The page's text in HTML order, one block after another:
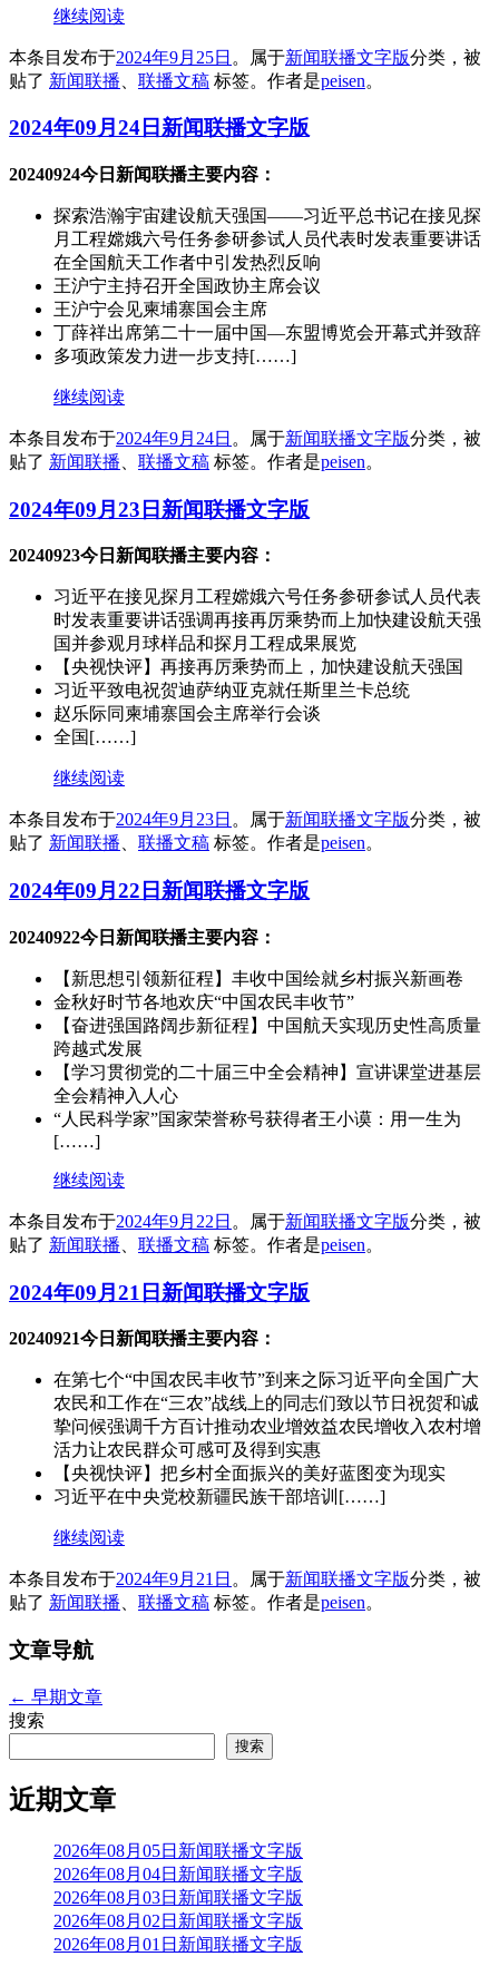
继续阅读
本条目发布于2024年9月25日 。属于新闻联播文字版分类，被
贴了 新闻联播 联播文稿 标签。 作者是peisen。
2024年09月24日新闻联播文字版
20240924今日新闻联播主要内容：
探索浩瀚宇宙建设航天强国——习近平总书记在接见探
月工程嫦娥六号任务参研参试人员代表时发表重要讲话
在全国航天工作者中引发热烈反响
王沪宁主持召开全国政协主席会议
王沪宁会见柬埔寨国会主席
丁薛祥出席第二十一届中国—东盟博览会开幕式并致辞
多项政策发力进一步支持[……]
继续阅读
本条目发布于2024年9月24日 。属于新闻联播文字版分类，被
贴了 新闻联播 联播文稿 标签。 作者是peisen。
2024年09月23日新闻联播文字版
20240923今日新闻联播主要内容：
习近平在接见探月工程嫦娥六号任务参研参试人员代表
时发表重要讲话强调再接再厉乘势而上加快建设航天强
国并参观月球样品和探月工程成果展览
【央视快评】再接再厉乘势而上，加快建设航天强国
习近平致电祝贺迪萨纳亚克就任斯里兰卡总统
赵乐际同柬埔寨国会主席举行会谈
全国[……]
继续阅读
本条目发布于2024年9月23日 。属于新闻联播文字版分类，被
贴了 新闻联播 联播文稿 标签。 作者是peisen。
2024年09月22日新闻联播文字版
20240922今日新闻联播主要内容：
【新思想引领新征程】丰收中国绘就乡村振兴新画卷
金秋好时节各地欢庆“中国农民丰收节”
【奋进强国路阔步新征程】中国航天实现历史性高质量
跨越式发展
【学习贯彻党的二十届三中全会精神】宣讲课堂进基层
全会精神入人心
“人民科学家”国家荣誉称号获得者王小谟：用一生为
[……]
继续阅读
本条目发布于2024年9月22日 。属于新闻联播文字版分类，被
贴了 新闻联播 联播文稿 标签。 作者是peisen。
2024年09月21日新闻联播文字版
20240921今日新闻联播主要内容：
在第七个“中国农民丰收节”到来之际习近平向全国广大
农民和工作在“三农”战线上的同志们致以节日祝贺和诚
挚问候强调千方百计推动农业增效益农民增收入农村增
活力让农民群众可感可及得到实惠
【央视快评】把乡村全面振兴的美好蓝图变为现实
习近平在中央党校新疆民族干部培训[……]
继续阅读
本条目发布于2024年9月21日 。属于新闻联播文字版分类，被
贴了 新闻联播 联播文稿 标签。 作者是peisen。
文章导航
← 早期文章
搜索
搜索
近期文章
2026年08月05日新闻联播文字版
2026年08月04日新闻联播文字版
2026年08月03日新闻联播文字版
2026年08月02日新闻联播文字版
2026年08月01日新闻联播文字版